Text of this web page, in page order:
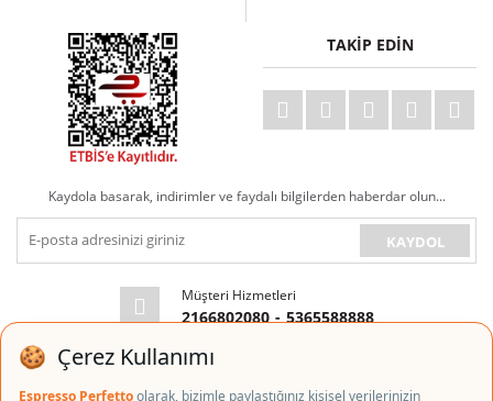
TAKİP EDİN
Kaydola basarak, indirimler ve faydalı bilgilerden haberdar olun...
KAYDOL
Müşteri Hizmetleri
2166802080 - 5365588888
E-posta Adresi